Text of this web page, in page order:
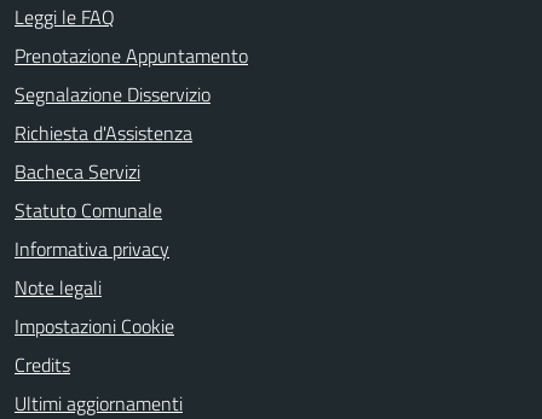
Leggi le FAQ
Prenotazione Appuntamento
Segnalazione Disservizio
Richiesta d'Assistenza
Bacheca Servizi
Statuto Comunale
Informativa privacy
Note legali
Impostazioni Cookie
Credits
Ultimi aggiornamenti